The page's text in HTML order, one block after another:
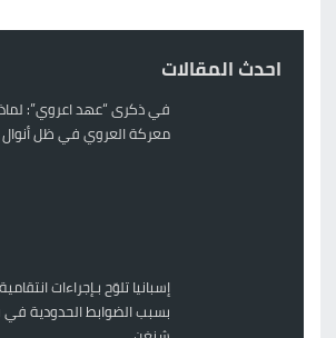
احدث المقالات
في ذكرى “عهد اعروي”:
معركة العروي في ظل
إسبانيا تلوّح بـإجراءات
بسبب الضوابط الحدودية